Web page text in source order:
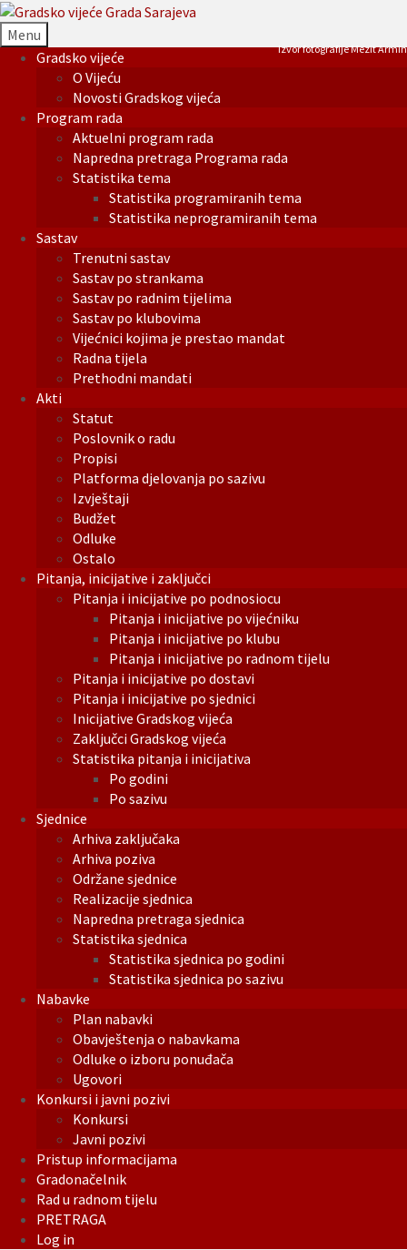
Menu
Gradsko vijeće
O Vijeću
Novosti Gradskog vijeća
Program rada
Aktuelni program rada
Napredna pretraga Programa rada
Statistika tema
Statistika programiranih tema
Statistika neprogramiranih tema
Sastav
Trenutni sastav
Sastav po strankama
Sastav po radnim tijelima
Sastav po klubovima
Vijećnici kojima je prestao mandat
Radna tijela
Prethodni mandati
Akti
Statut
Poslovnik o radu
Propisi
Platforma djelovanja po sazivu
Izvještaji
Budžet
Odluke
Ostalo
Pitanja, inicijative i zaključci
Pitanja i inicijative po podnosiocu
Pitanja i inicijative po vijećniku
Pitanja i inicijative po klubu
Pitanja i inicijative po radnom tijelu
Pitanja i inicijative po dostavi
Pitanja i inicijative po sjednici
Inicijative Gradskog vijeća
Zaključci Gradskog vijeća
Statistika pitanja i inicijativa
Po godini
Po sazivu
Sjednice
Arhiva zaključaka
Arhiva poziva
Održane sjednice
Realizacije sjednica
Napredna pretraga sjednica
Statistika sjednica
Statistika sjednica po godini
Statistika sjednica po sazivu
Nabavke
Plan nabavki
Obavještenja o nabavkama
Odluke o izboru ponuđača
Ugovori
Konkursi i javni pozivi
Konkursi
Javni pozivi
Pristup informacijama
Gradonačelnik
Rad u radnom tijelu
PRETRAGA
Log in
Izvor fotografije Mezit Armin